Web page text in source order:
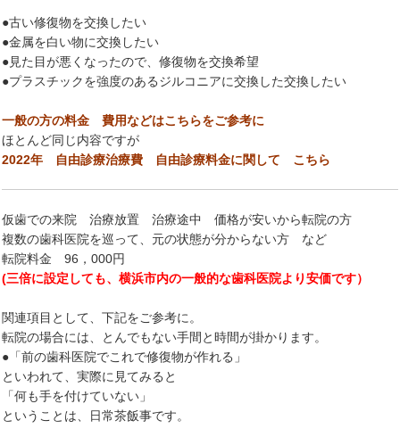
●古い修復物を交換したい
●金属を白い物に交換したい
●見た目が悪くなったので、修復物を交換希望
●プラスチックを強度のあるジルコニアに交換した交換したい
一般の方の料金 費用などはこちらをご参考に
ほとんど同じ内容ですが
2022年 自由診療治療費 自由診療料金に関して こちら
仮歯での来院 治療放置 治療途中 価格が安いから転院の方
複数の歯科医院を巡って、元の状態が分からない方 など
転院料金 96，000円
(三倍に設定しても、横浜市内の一般的な歯科医院より安価です）
関連項目として、下記をご参考に。
転院の場合には、とんでもない手間と時間が掛かります。
●「前の歯科医院でこれで修復物が作れる」
といわれて、実際に見てみると
「何も手を付けていない」
ということは、日常茶飯事です。